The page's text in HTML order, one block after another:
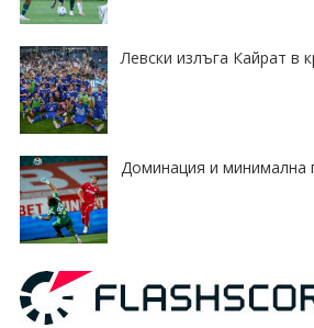
Левски излъга Кайрат в
Доминация и минимална